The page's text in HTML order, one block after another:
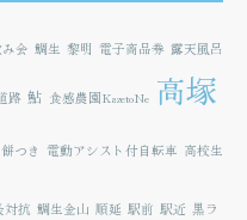
会 鯛生 黎明 電子商品券 露天風呂
路 鮎 食感農園KazetoNe 高塚
餅つき 電動アシスト付自転車 高校生
対抗 鯛生金山 順延 駅前 駅近 黒ラ